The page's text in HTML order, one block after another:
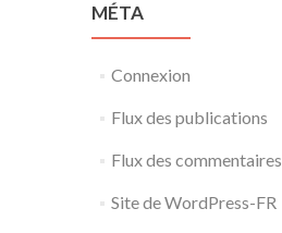
MÉTA
Connexion
Flux des publications
Flux des commentaires
Site de WordPress-FR